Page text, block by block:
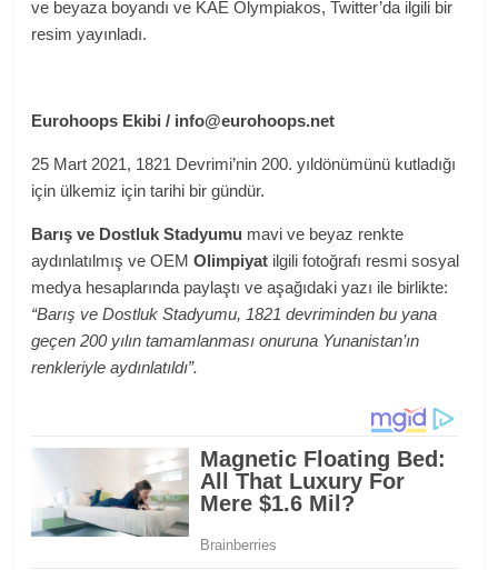
ve beyaza boyandı ve KAE Olympiakos, Twitter’da ilgili bir
resim yayınladı.
Eurohoops Ekibi / info@eurohoops.net
25 Mart 2021, 1821 Devrimi’nin 200. yıldönümünü kutladığı
için ülkemiz için tarihi bir gündür.
Barış ve Dostluk Stadyumu mavi ve beyaz renkte
aydınlatılmış ve OEMOlimpiyat ilgili fotoğrafı resmi sosyal
medya hesaplarında paylaştı ve aşağıdaki yazı ile birlikte:
“Barış ve Dostluk Stadyumu, 1821 devriminden bu yana
geçen 200 yılın tamamlanması onuruna Yunanistan’ın
renkleriyle aydınlatıldı”.